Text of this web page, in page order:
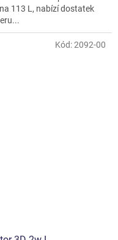
113 L, nabízí dostatek
Kód:2092-00